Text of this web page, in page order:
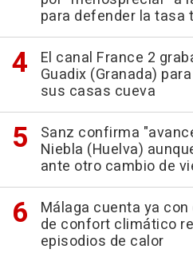
para defender la tasa
El canal France 2
Guadix (Granada)
sus casas cueva
Sanz confirma
Niebla (Huelva)
ante otro cambio de
Málaga cuenta ya
de confort climático
episodios de calor